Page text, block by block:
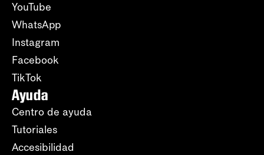
YouTube
WhatsApp
Instagram
Facebook
TikTok
Ayuda
Centro de ayuda
Tutoriales
Accesibilidad